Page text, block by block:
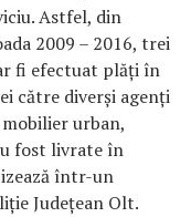
Astfel, din
2009 – 2016, trei
fi efectuat plăţi în
către diverşi agenţi
urban,
fost livrate în
într-un
Judeţean Olt.